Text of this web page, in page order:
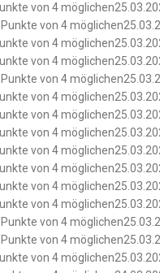
von 4
von 4
von 4
von 4
von 4
von 4
von 4
von 4
von 4
von 4
von 4
von 4
von 4
von 4
von 4